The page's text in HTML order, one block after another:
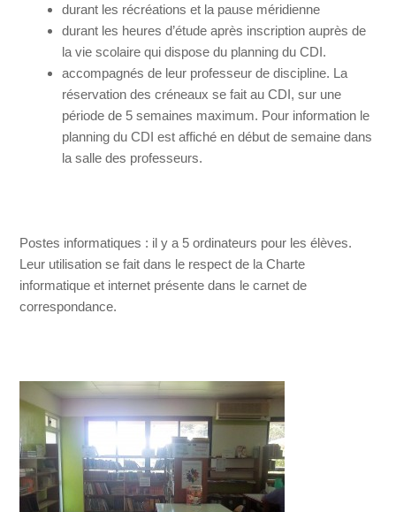
durant les récréations et la pause méridienne
durant les heures d’étude après inscription auprès de
la vie scolaire qui dispose du planning du CDI.
accompagnés de leur professeur de discipline. La
réservation des créneaux se fait au CDI, sur une
période de 5 semaines maximum. Pour information le
planning du CDI est affiché en début de semaine dans
la salle des professeurs.
Postes informatiques : il y a 5 ordinateurs pour les élèves.
Leur utilisation se fait dans le respect de la Charte
informatique et internet présente dans le carnet de
correspondance.